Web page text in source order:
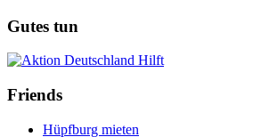
Gutes tun
Friends
Hüpfburg mieten